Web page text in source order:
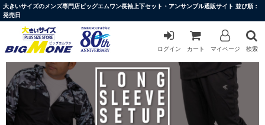
大きいサイズのメンズ専門店ビッグエムワン長袖上下セット・アンサンブル通販サイト 並び順：
発売日
ログイン カート マイページ 検索